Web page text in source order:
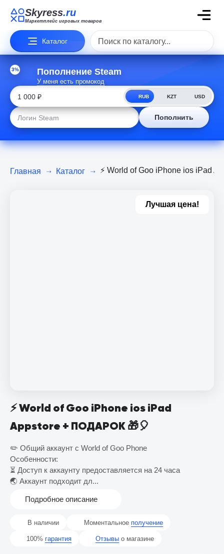
Skyress.ru
Маркетплейс игровых товаров
Каталог
3% Пополнение Steam
У меня есть промокод
RUB KZT USD
Пополнить
Главная Каталог ⚡️ World of Goo iPhone ios iPad
Лучшая цена!
⚡️ World of Goo iPhone ios iPad
Appstore + ПОДАРОК 🎁🎈
✏️ Общий аккаунт с World of Go‪o Phone
Особенности:
⏳ Доступ к аккаунту предоставляется на 24 часа
🌏 Аккаунт подходит дл...
Подробное описание
В наличии Моментальное получение
100% гарантия Отзывы о магазине